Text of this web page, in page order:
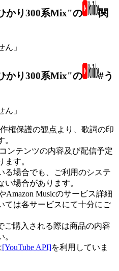
かり300系Mix"の
関
ん」
かり300系Mix"の
#う
ん」
権保護の観点より、歌詞の印
ンテンツの内容及び配信予定
す。
る場合でも、ご利用のシステ
い場合があります。
Amazon Musicのサービス詳細
ては各サービスにて十分にご
ご購入される際は商品の内容
[YouTube API]を利用していま